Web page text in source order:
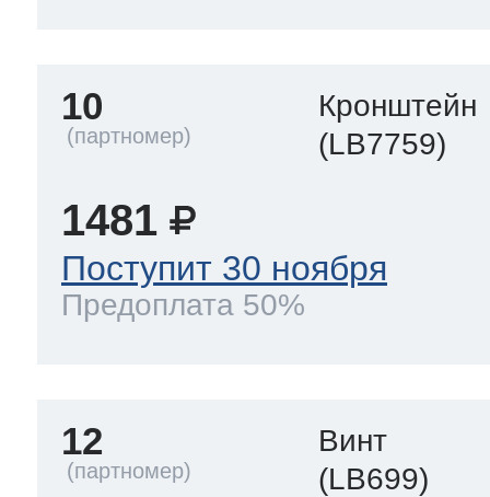
10
Кронштейн
(LB7759)
1481
Поступит 30 ноября
Предоплата 50%
12
Винт
(LB699)